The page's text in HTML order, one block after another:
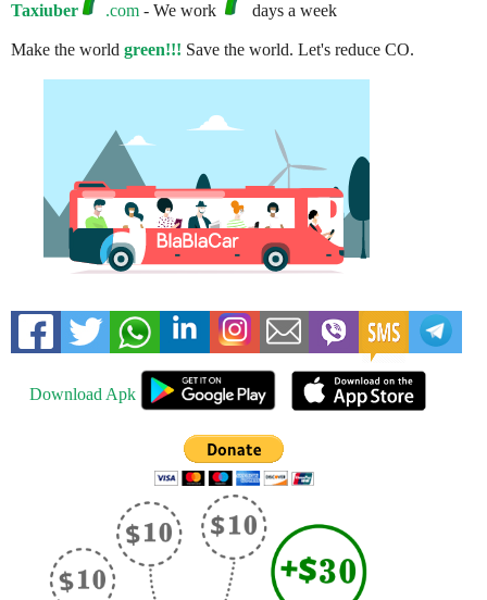
Taxiuber .com - We work days a week
Make the world green!!! Save the world. Let's reduce CO.
Download Apk